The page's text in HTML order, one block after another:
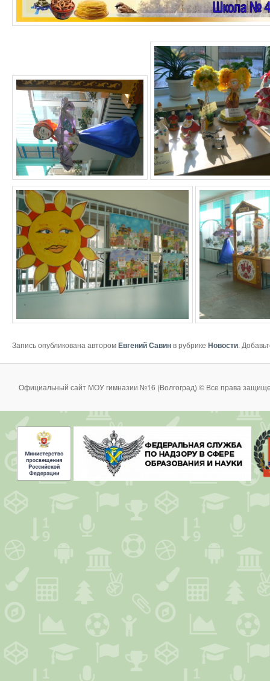
Запись опубликована авторомЕвгений Савинв рубрике Новости.
Официальный сайт МОУ гимназии №16 (Волгоград) © Все права